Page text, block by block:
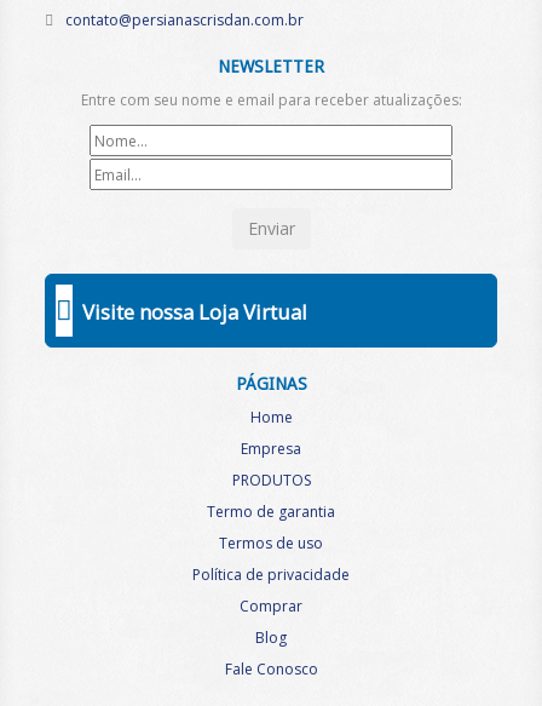
contato@persianascrisdan.com.br
NEWSLETTER
Entre com seu nome e email para receber atualizações:
Nome
Email
Enviar
Visite nossa Loja Virtual
PÁGINAS
Home
Empresa
PRODUTOS
Termo de garantia
Termos de uso
Política de privacidade
Comprar
Blog
Fale Conosco